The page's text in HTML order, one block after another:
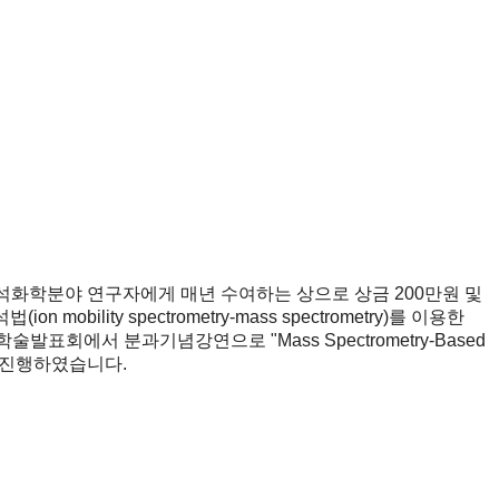
학분야 연구자에게 매년 수여하는 상으로 상금 200만원 및
(ion mobility spectrometry-mass spectrometry)를 이용한
발표회에서 분과기념강연으로 "Mass Spectrometry-Based
행하였습니다.